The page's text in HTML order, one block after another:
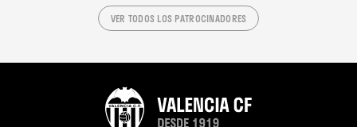
VER TODOS LOS PATROCINADORES